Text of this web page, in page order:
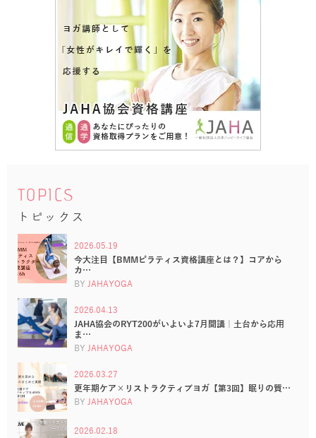
TOPICS
トピックス
2026.05.19
今大注目【BMMピラティス資格講座とは？】コアから
カ…
BY JAHAYOGA
2026.04.13
JAHA協会のRYT200がいよいよ7月開講｜土台から応用
ま…
BY JAHAYOGA
2026.03.27
更年期ケア×リストラクティブヨガ【第3回】眠りの質…
BY JAHAYOGA
2026.02.18